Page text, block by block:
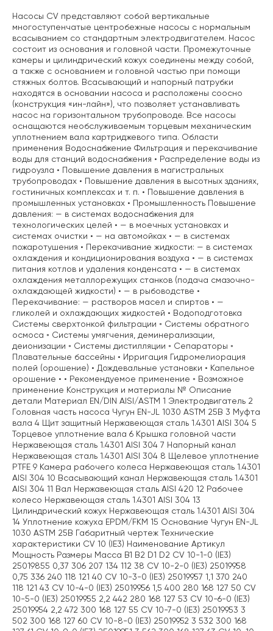
Насосы CV представляют собой вертикальные
многоступенчатые центробежные насосы с нормальным
всасыванием со стандартным электродвигателем. Насос
состоит из основания и головной части. Промежуточные
камеры и цилиндрический кожух соединены между собой,
а также с основанием и головной частью при помощи
стяжных болтов. Всасывающий и напорный патрубки
находятся в основании насоса и расположены соосно
(конструкция «ин-лайн»), что позволяет устанавливать
насос на горизонтальном трубопроводе. Все насосы
оснащаются необслуживаемым торцевым механическим
уплотнением вала картриджевого типа. Области
применения Водоснабжение Фильтрация и перекачивание
воды для станций водоснабжения • Распределение воды из
гидроузла • Повышение давления в магистральных
трубопроводах • Повышение давления в высотных зданиях,
гостиничных комплексах и т. п. • Повышение давления в
промышленных установках • Промышленность Повышение
давления: — в системах водоснабжения для
технологических целей • — в моечных установках и
системах очистки • — на автомойках • — в системах
пожаротушения • Перекачивание жидкости: — в системах
охлаждения и кондиционирования воздуха • — в системах
питания котлов и удаления конденсата • — в системах
охлаждения металлорежущих станков (подача смазочно-
охлаждающей жидкости) • — в рыбоводстве •
Перекачивание: — растворов масел и спиртов • —
гликолей и охлаждающих жидкостей • Водоподготовка
Системы сверхтонкой фильтрации ◦ Системы обратного
осмоса ◦ Системы умягчения, деминерализации,
деионизации ◦ Системы дистилляции ◦ Сепараторы ◦
Плавательные бассейны • Ирригация Гидромелиорация
полей (орошение) • Дождевальные установки • Капельное
орошение • • Рекомендуемое применение ◦ Возможное
применение Конструкция и материалы № Описание
детали Материал EN/DIN AISI/ASTM 1 Электродвигатель 2
Головная часть насоса Чугун EN-JL 1030 ASTM 25B 3 Муфта
вала 4 Щит защитный Нержавеющая сталь 1.4301 AISI 304 5
Торцевое уплотнение вала 6 Крышка головной части
Нержавеющая сталь 1.4301 AISI 304 7 Напорный канал
Нержавеющая сталь 1.4301 AISI 304 8 Щелевое уплотнение
PTFE 9 Камера рабочего колеса Нержавеющая сталь 1.4301
AISI 304 10 Всасывающий канал Нержавеющая сталь 1.4301
AISI 304 11 Вал Нержавеющая сталь AISI 420 12 Рабочее
колесо Нержавеющая сталь 1.4301 AISI 304 13
Цилиндрический кожух Нержавеющая сталь 1.4301 AISI 304
14 Уплотнение кожуха EPDM/FKM 15 Основание Чугун EN-JL
1030 ASTM 25B Габаритный чертеж Технические
характеристики CV 10 (IE3) Наименование Артикул
Мощность Размеры Масса B1 B2 D1 D2 CV 10-1-0 (IE3)
25019855 0,37 306 207 134 112 38 CV 10-2-0 (IE3) 25019958
0,75 336 240 118 121 40 CV 10-3-0 (IE3) 25019957 1,1 370 240
118 121 43 CV 10-4-0 (IE3) 25019956 1,5 400 280 168 127 50 CV
10-5-0 (IE3) 25019955 2,2 442 280 168 127 53 CV 10-6-0 (IE3)
25019954 2,2 472 300 168 127 55 CV 10-7-0 (IE3) 25019953 3
502 300 168 127 60 CV 10-8-0 (IE3) 25019952 3 532 300 168